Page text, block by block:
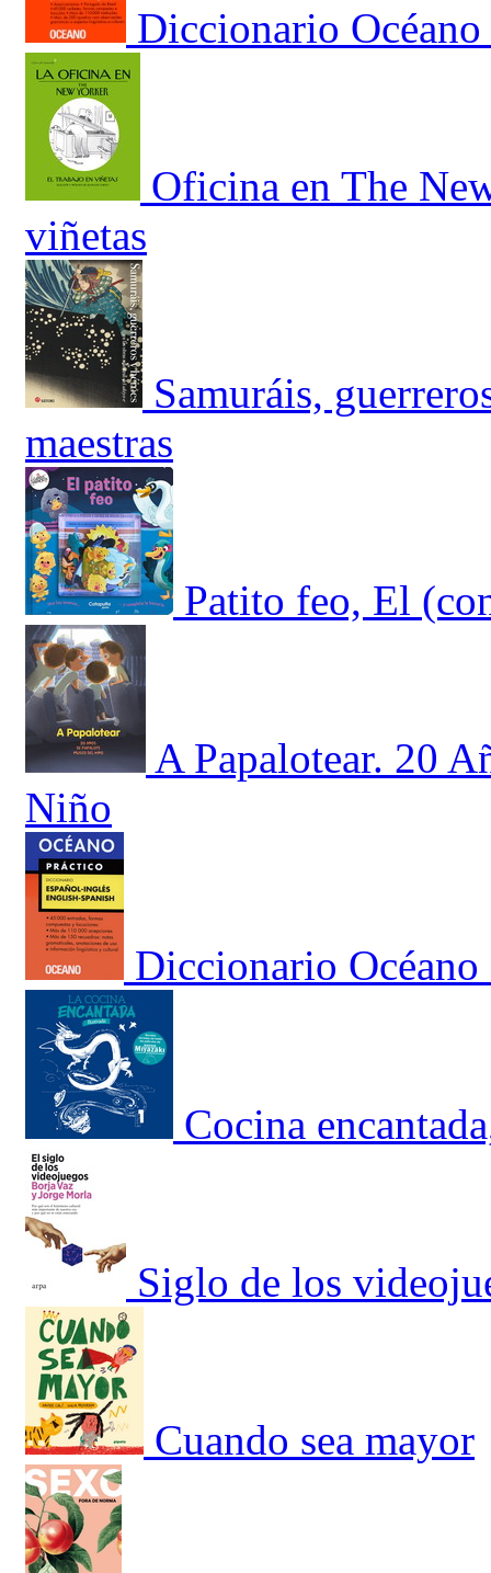
Diccionario
Oficina en The
viñetas
Samuráis,
maestras
Patito feo, El
A Papalotear. 20
Niño
Diccionario
Cocina
Siglo de los
Cuando sea mayor